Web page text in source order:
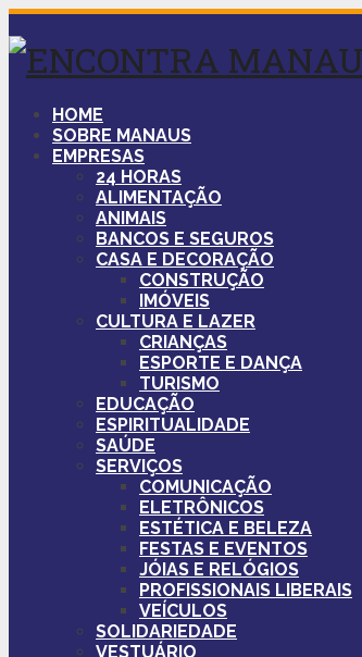
HOME
SOBRE MANAUS
EMPRESAS
24 HORAS
ALIMENTAÇÃO
ANIMAIS
BANCOS E SEGUROS
CASA E DECORAÇÃO
CONSTRUÇÃO
IMÓVEIS
CULTURA E LAZER
CRIANÇAS
ESPORTE E DANÇA
TURISMO
EDUCAÇÃO
ESPIRITUALIDADE
SAÚDE
SERVIÇOS
COMUNICAÇÃO
ELETRÔNICOS
ESTÉTICA E BELEZA
FESTAS E EVENTOS
JÓIAS E RELÓGIOS
PROFISSIONAIS LIBERAIS
VEÍCULOS
SOLIDARIEDADE
VESTUÁRIO